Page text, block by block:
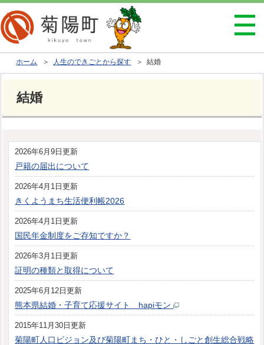
ホーム ＞ 人生のできごとから探す ＞ 結婚
結婚
2026年6月9日更新
戸籍の届出について
2026年4月1日更新
きくようまち生活便利帳2026
2026年4月1日更新
国民年金制度をご存知ですか？
2026年3月1日更新
証明の種類と取得について
2025年6月12日更新
熊本県結婚・子育て応援サイト hapiモン
2015年11月30日更新
菊陽町人口ビジョン及び菊陽町まち・ひと・しごと創生総合戦略